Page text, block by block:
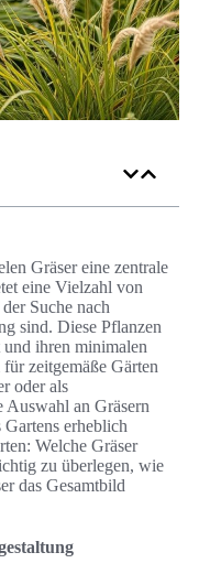
Gräser eine zentrale
eine Vielzahl von
Suche nach
sind. Diese Pflanzen
ihren minimalen
zeitgemäße Gärten
oder als
Auswahl an Gräsern
erheblich
Welche Gräser
zu überlegen, wie
das Gesamtbild